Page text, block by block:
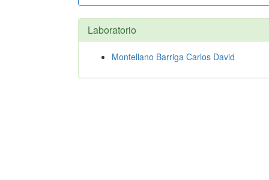
Laboratorio
Montellano Barriga Carlos David